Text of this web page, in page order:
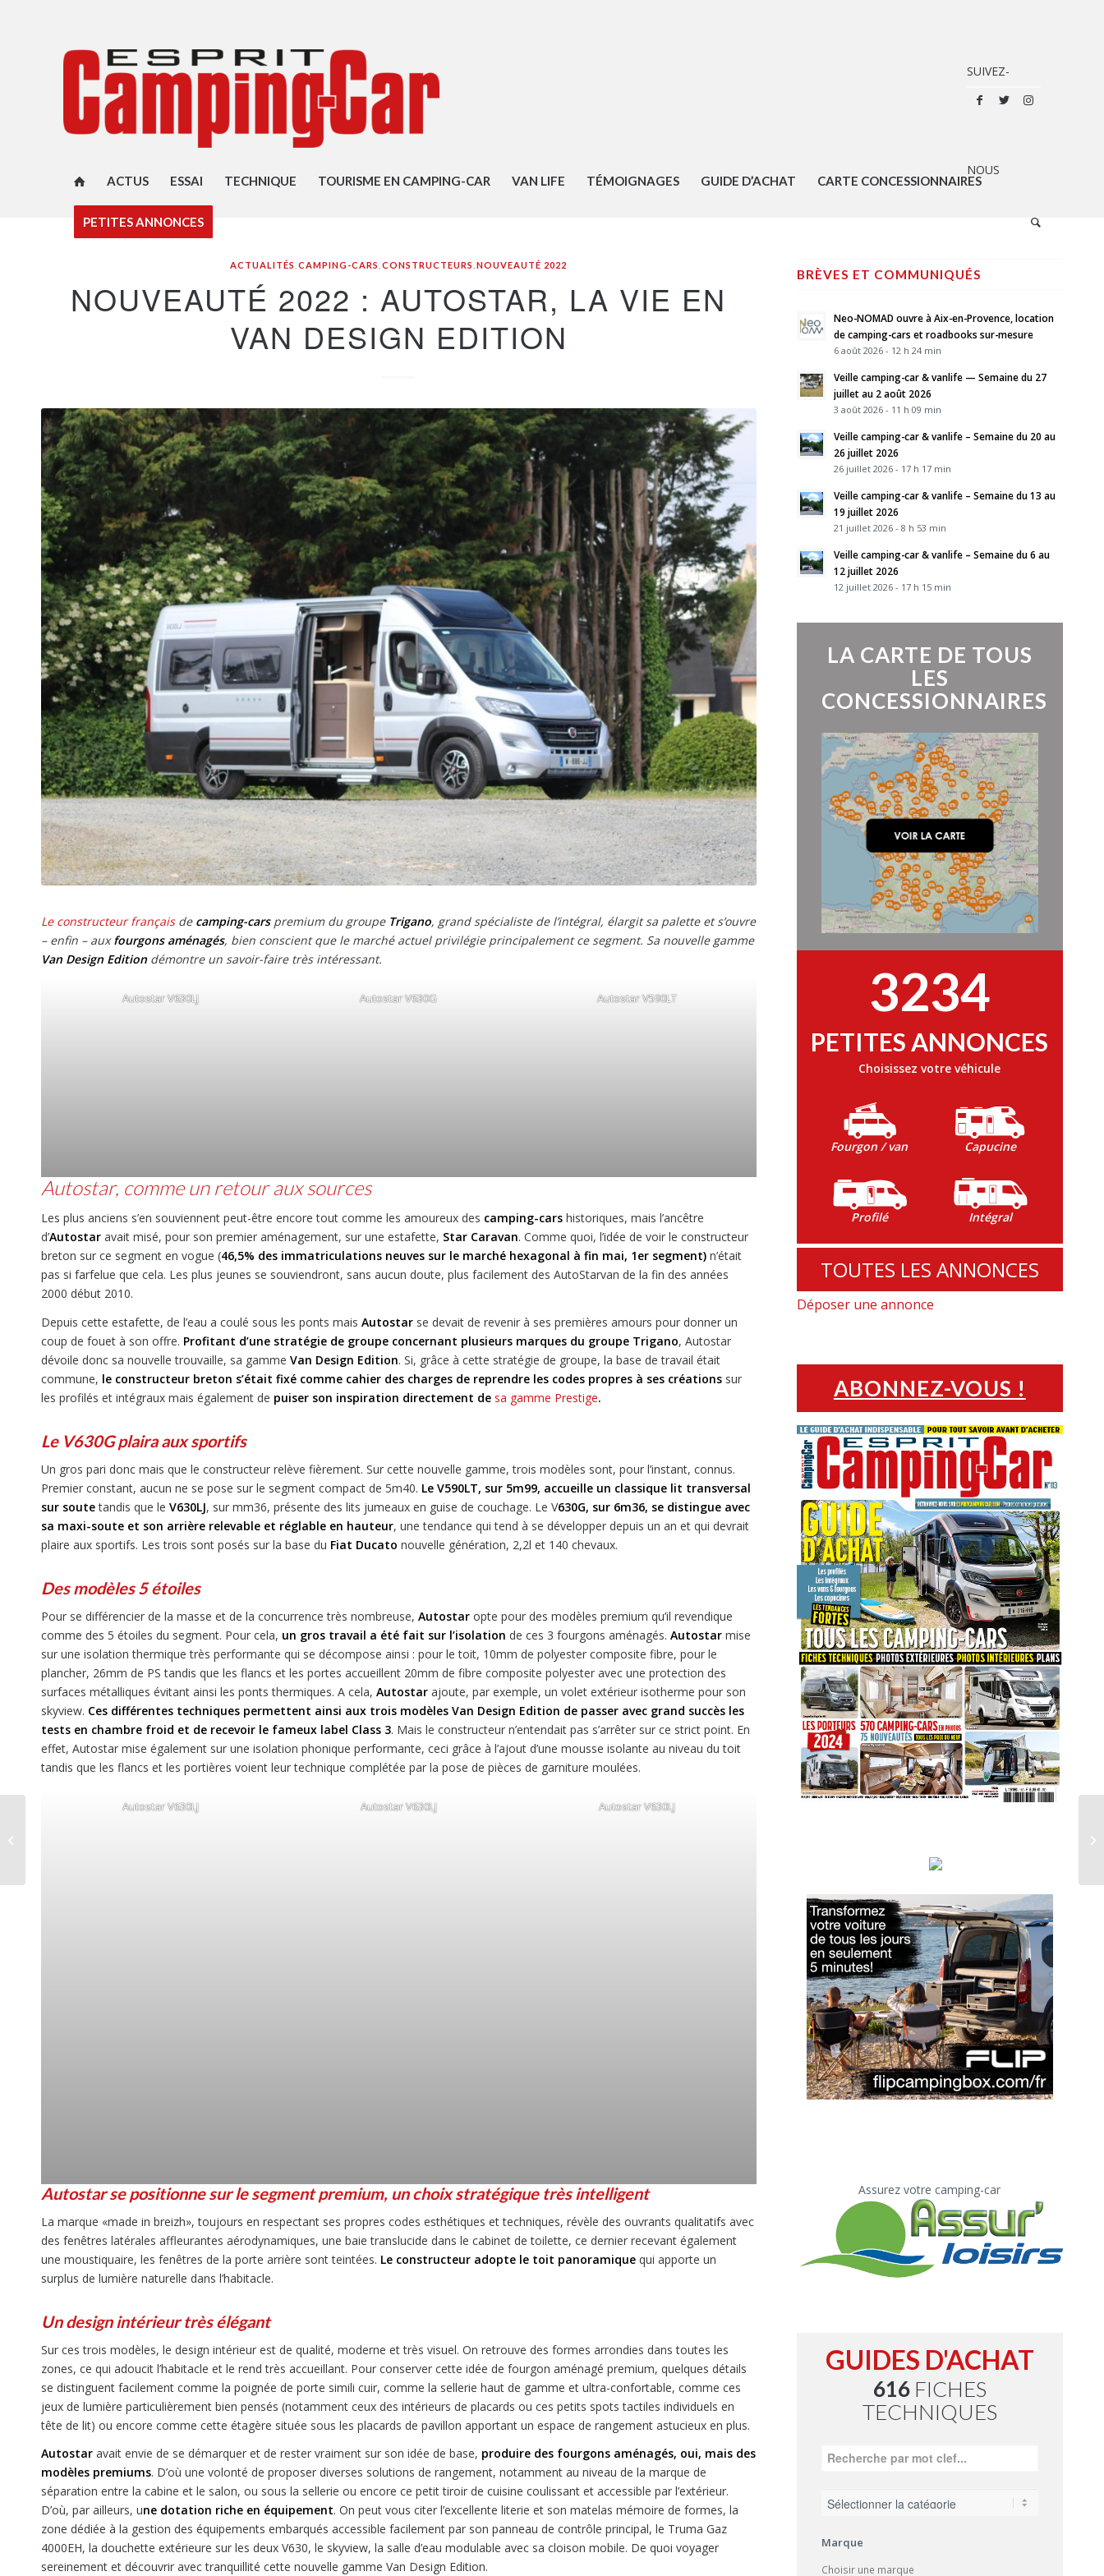
ACTUS ESSAI TECHNIQUE TOURISME EN CAMPING-CAR VAN LIFE TÉMOIGNAGES GUIDE D’ACHAT CARTE CONCESSIONNAIRES
PETITES ANNONCES
ACTUALITÉS ,CAMPING-CARS ,CONSTRUCTEURS ,NOUVEAUTÉ 2022
NOUVEAUTÉ 2022 : AUTOSTAR, LA VIE EN
VAN DESIGN EDITION
Le constructeur françaisde camping-carspremium du groupe Trigano, grand spécialiste de l’intégral, élargit sa palette et s’ouvre
– enfin – auxfourgons aménagés, bien conscient que le marché actuel privilégie principalement ce segment. Sa nouvelle gamme
Van Design Edition démontre un savoir-faire très intéressant.
Autostar V630LJ Autostar V630G Autostar V590LT
Autostar, comme un retour aux sources
Les plus anciens s’en souviennent peut-être encore tout comme les amoureux des camping-cars historiques, mais l’ancêtre
d’Autostar avait misé, pour son premier aménagement, sur une estafette, Star Caravan. Comme quoi, l’idée de voir le constructeur
breton sur ce segment en vogue (46,5% des immatriculations neuves sur le marché hexagonal à fin mai, 1er segment) n’était
pas si farfelue que cela. Les plus jeunes se souviendront, sans aucun doute, plus facilement des AutoStarvan de la fin des années
2000 début 2010.
Depuis cette estafette, de l’eau a coulé sous les ponts mais Autostar se devait de revenir à ses premières amours pour donner un
coup de fouet à son offre. Profitant d’une stratégie de groupe concernant plusieurs marques du groupe Trigano, Autostar
dévoile donc sa nouvelle trouvaille, sa gamme Van Design Edition. Si, grâce à cette stratégie de groupe, la base de travail était
commune, le constructeur breton s’était fixé comme cahier des charges de reprendre les codes propres à ses créations sur
les profilés et intégraux mais également de puiser son inspiration directement de sa gamme Prestige.
Le V630G plaira aux sportifs
Un gros pari donc mais que le constructeur relève fièrement. Sur cette nouvelle gamme, trois modèles sont, pour l’instant, connus.
Premier constant, aucun ne se pose sur le segment compact de 5m40. Le V590LT, sur 5m99, accueille un classique lit transversal
sur soutetandis que le V630LJ, sur mm36, présente des lits jumeaux en guise de couchage. Le V630G, sur 6m36, se distingue avec
sa maxi-soute et son arrière relevable et réglable en hauteur, une tendance qui tend à se développer depuis un an et qui devrait
plaire aux sportifs. Les trois sont posés sur la base du Fiat Ducato nouvelle génération, 2,2l et 140 chevaux.
Des modèles 5 étoiles
Pour se différencier de la masse et de la concurrence très nombreuse, Autostar opte pour des modèles premium qu’il revendique
comme des 5 étoiles du segment. Pour cela, un gros travail a été fait sur l’isolation de ces 3 fourgons aménagés. Autostar mise
sur une isolation thermique très performante qui se décompose ainsi : pour le toit, 10mm de polyester composite fibre, pour le
plancher, 26mm de PS tandis que les flancs et les portes accueillent 20mm de fibre composite polyester avec une protection des
surfaces métalliques évitant ainsi les ponts thermiques. A cela, Autostar ajoute, par exemple, un volet extérieur isotherme pour son
skyview. Ces différentes techniques permettent ainsi aux trois modèles Van Design Edition de passer avec grand succès les
tests en chambre froid et de recevoir le fameux label Class 3. Mais le constructeur n’entendait pas s’arrêter sur ce strict point. En
effet, Autostar mise également sur une isolation phonique performante, ceci grâce à l’ajout d’une mousse isolante au niveau du toit
tandis que les flancs et les portières voient leur technique complétée par la pose de pièces de garniture moulées.
Autostar V630LJ Autostar V630LJ Autostar V630LJ
Autostar se positionne sur le segment premium, un choix stratégique très intelligent
La marque «made in breizh», toujours en respectant ses propres codes esthétiques et techniques, révèle des ouvrants qualitatifs avec
des fenêtres latérales affleurantes aérodynamiques, une baie translucide dans le cabinet de toilette, ce dernier recevant également
une moustiquaire, les fenêtres de la porte arrière sont teintées. Le constructeur adopte le toit panoramique qui apporte un
surplus de lumière naturelle dans l’habitacle.
Un design intérieur très élégant
Sur ces trois modèles, le design intérieur est de qualité, moderne et très visuel. On retrouve des formes arrondies dans toutes les
zones, ce qui adoucit l’habitacle et le rend très accueillant. Pour conserver cette idée de fourgon aménagé premium, quelques détails
se distinguent facilement comme la poignée de porte simili cuir, comme la sellerie haut de gamme et ultra-confortable, comme ces
jeux de lumière particulièrement bien pensés (notamment ceux des intérieurs de placards ou ces petits spots tactiles individuels en
tête de lit) ou encore comme cette étagère située sous les placards de pavillon apportant un espace de rangement astucieux en plus.
Autostar avait envie de se démarquer et de rester vraiment sur son idée de base, produire des fourgons aménagés, oui, mais des
modèles premiums. D’où une volonté de proposer diverses solutions de rangement, notamment au niveau de la marque de
séparation entre la cabine et le salon, ou sous la sellerie ou encore ce petit tiroir de cuisine coulissant et accessible par l’extérieur.
D’où, par ailleurs, une dotation riche en équipement. On peut vous citer l’excellente literie et son matelas mémoire de formes, la
zone dédiée à la gestion des équipements embarqués accessible facilement par son panneau de contrôle principal, le Truma Gaz
4000EH, la douchette extérieure sur les deux V630, le skyview, la salle d’eau modulable avec sa cloison mobile. De quoi voyager
sereinement et découvrir avec tranquillité cette nouvelle gamme Van Design Edition.
BRÈVES ET COMMUNIQUÉS
Neo-NOMAD ouvre à Aix-en-Provence, location
de camping-cars et roadbooks sur-mesure
6 août 2026 - 12 h 24 min
Veille camping-car & vanlife — Semaine du 27
juillet au 2 août 2026
3 août 2026 - 11 h 09 min
Veille camping-car & vanlife – Semaine du 20 au
26 juillet 2026
26 juillet 2026 - 17 h 17 min
Veille camping-car & vanlife – Semaine du 13 au
19 juillet 2026
21 juillet 2026 - 8 h 53 min
Veille camping-car & vanlife – Semaine du 6 au
12 juillet 2026
12 juillet 2026 - 17 h 15 min
LA CARTE DE TOUS
LES
CONCESSIONNAIRES
3234
PETITES ANNONCES
Choisissez votre véhicule
Fourgon / van Capucine
Profilé Intégral
TOUTES LES ANNONCES
Déposer une annonce
ABONNEZ-VOUS !
Assurez votre camping-car
GUIDES D'ACHAT
616FICHES
TECHNIQUES
Marque
Choisir une marque